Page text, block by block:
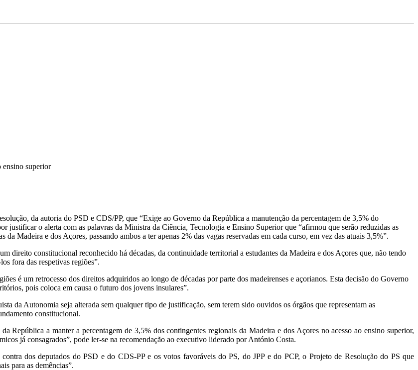
ensino superior
da autoria do PSD e CDS/PP, que “Exige ao Governo da República a manutenção da percentagem de 3,5% do
justificar o alerta com as palavras da Ministra da Ciência, Tecnologia e Ensino Superior que “afirmou que serão reduzidas as
Madeira e dos Açores, passando ambos a ter apenas 2% das vagas reservadas em cada curso, em vez das atuais 3,5%”.
direito constitucional reconhecido há décadas, da continuidade territorial a estudantes da Madeira e dos Açores que, não tendo
fora das respetivas regiões”.
é um retrocesso dos direitos adquiridos ao longo de décadas por parte dos madeirenses e açorianos. Esta decisão do Governo
pois coloca em causa o futuro dos jovens insulares”.
da Autonomia seja alterada sem qualquer tipo de justificação, sem terem sido ouvidos os órgãos que representam as
constitucional.
República a manter a percentagem de 3,5% dos contingentes regionais da Madeira e dos Açores no acesso ao ensino superior,
já consagrados”, pode ler-se na recomendação ao executivo liderado por António Costa.
dos deputados do PSD e do CDS-PP e os votos favoráveis do PS, do JPP e do PCP, o Projeto de Resolução do PS que
para as demências”.